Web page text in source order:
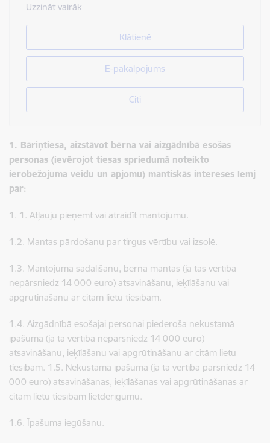
Uzzināt vairāk
Klātienē
E-pakalpojums
Citi
1. Bāriņtiesa, aizstāvot bērna vai aizgādnībā esošas
personas (ievērojot tiesas spriedumā noteikto
ierobežojuma veidu un apjomu) mantiskās intereses lemj
par:
1. 1. Atļauju pieņemt vai atraidīt mantojumu.
1.2. Mantas pārdošanu par tirgus vērtību vai izsolē.
1.3. Mantojuma sadalīšanu, bērna mantas (ja tās vērtība
nepārsniedz 14 000 euro) atsavināšanu, ieķīlāšanu vai
apgrūtināšanu ar citām lietu tiesībām.
1.4. Aizgādnībā esošajai personai piederoša nekustamā
īpašuma (ja tā vērtība nepārsniedz 14 000 euro)
atsavināšanu, ieķīlāšanu vai apgrūtināšanu ar citām lietu
tiesībām. 1.5. Nekustamā īpašuma (ja tā vērtība pārsniedz 14
000 euro) atsavināšanas, ieķīlāšanas vai apgrūtināšanas ar
citām lietu tiesībām lietderīgumu.
1.6. Īpašuma iegūšanu.